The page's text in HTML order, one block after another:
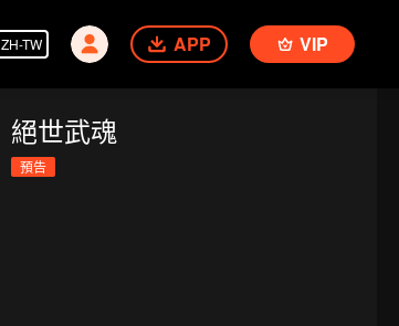
ZH-TW APP VIP
絕世武魂
預告